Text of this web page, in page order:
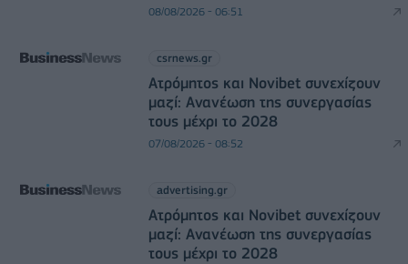
08/08/2026 - 06:51
csrnews.gr
Ατρόμητος και Novibet συνεχίζουν
μαζί: Ανανέωση της συνεργασίας
τους μέχρι το 2028
07/08/2026 - 08:52
advertising.gr
Ατρόμητος και Novibet συνεχίζουν
μαζί: Ανανέωση της συνεργασίας
τους μέχρι το 2028